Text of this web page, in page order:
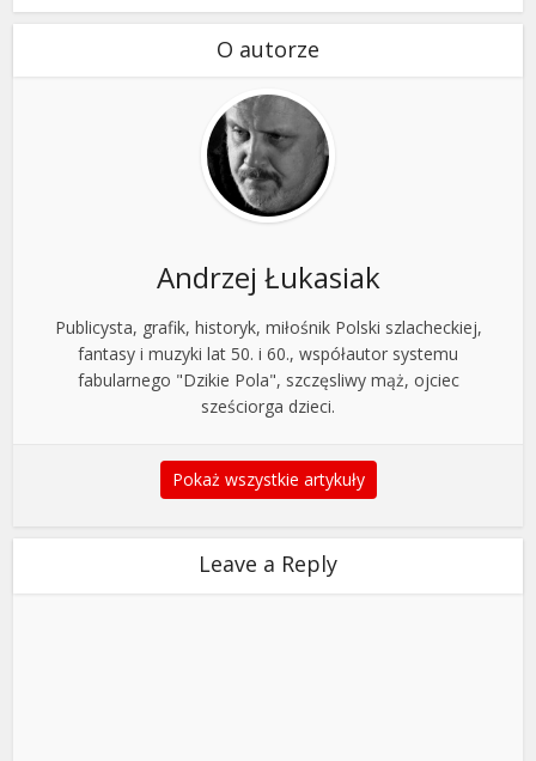
O autorze
Andrzej Łukasiak
Publicysta, grafik, historyk, miłośnik Polski szlacheckiej,
fantasy i muzyki lat 50. i 60., współautor systemu
fabularnego "Dzikie Pola", szczęsliwy mąż, ojciec
sześciorga dzieci.
Pokaż wszystkie artykuły
Leave a Reply